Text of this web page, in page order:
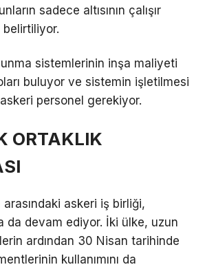
sadece altısının çalışır
sistemlerinin inşa maliyeti
buluyor ve sistemin işletilmesi
personel gerekiyor.
ORTAKLIK
askeri iş birliği,
da devam ediyor. İki ülke, uzun
ardından 30 Nisan tarihinde
kullanımını da